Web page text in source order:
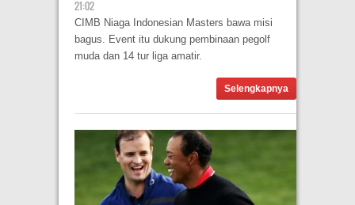
21:02
CIMB Niaga Indonesian Masters bawa misi
bagus. Event itu dukung pembinaan pegolf
muda dan 14 tur liga amatir.
Selengkapnya